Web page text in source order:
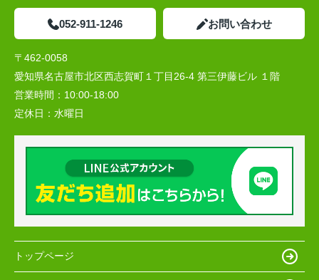
052-911-1246 お問い合わせ
〒462-0058
愛知県名古屋市北区西志賀町１丁目26-4 第三伊藤ビル １階
営業時間： 10:00‐18:00
定休日： 水曜日
トップページ